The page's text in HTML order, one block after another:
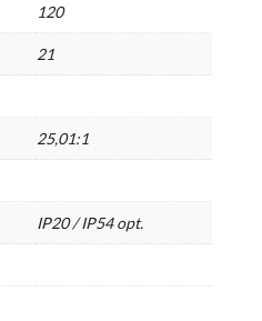
120
21
25,01:1
IP20 / IP54 opt.